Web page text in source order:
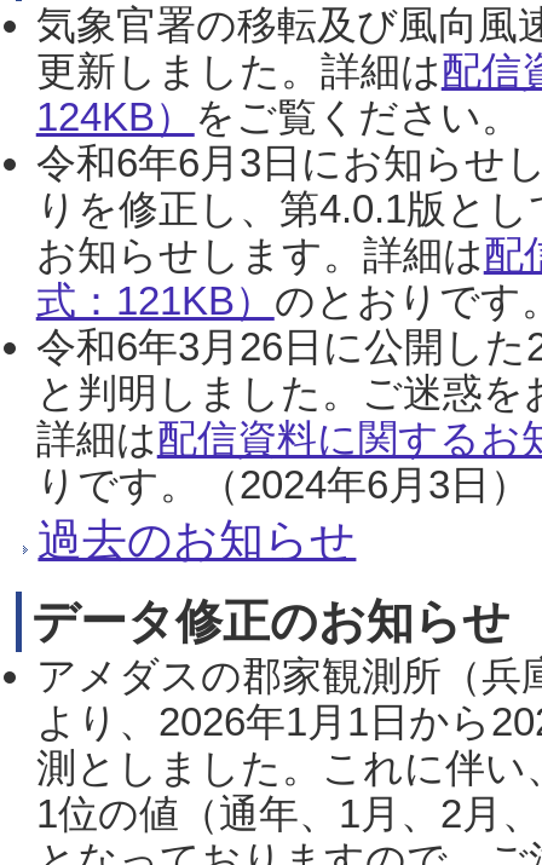
気象官署の移転及び風向風
更新しました。詳細は配信
124KB） をご覧ください。
令和6年6月3日にお知らせ
りを修正し、第4.0.1版と
お知らせします。詳細は配
式：121KB） のとおりです
令和6年3月26日に公開し
と判明しました。ご迷惑
詳細は配信資料に関するお
りです。（2024年6月3日）
過去のお知らせ
データ修正のお知らせ
アメダスの郡家観測所（
より、2026年1月1日から
測としました。これに伴い
1位の値（通年、1月、2月